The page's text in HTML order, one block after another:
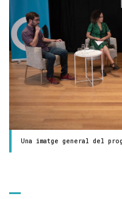
Una imatge general del